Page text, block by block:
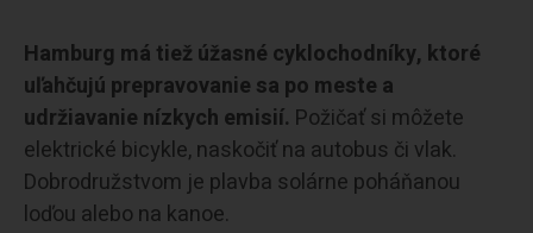
Hamburg má tiež úžasné cyklochodníky, ktoré
uľahčujú prepravovanie sa po meste a
udržiavanie nízkych emisií. Požičať si môžete
elektrické bicykle, naskočiť na autobus či vlak.
Dobrodružstvom je plavba solárne poháňanou
loďou alebo na kanoe.